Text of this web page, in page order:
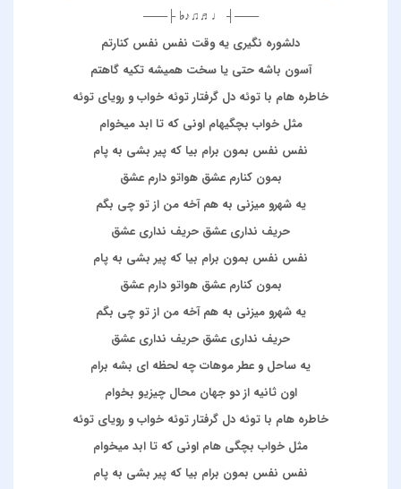
───┤ ♩♬♫♪♭ ├───
دلشوره نگیری یه وقت نفس نفس کنارتم
آسون باشه حتی یا سخت همیشه تکیه گاهتم
خاطره هام با توئه دل گرفتار توئه خواب و رویای توئه
مثل خواب بچگیهام اونی که تا ابد میخوام
نفس نفس بمون برام بیا که پیر بشی به پام
بمون کنارم عشق هواتو دارم عشق
یه شهرو میزنی به هم آخه من از تو چی بگم
حریف نداری عشق حریف نداری عشق
نفس نفس بمون برام بیا که پیر بشی به پام
بمون کنارم عشق هواتو دارم عشق
یه شهرو میزنی به هم آخه من از تو چی بگم
حریف نداری عشق حریف نداری عشق
یه ساحل و عطر موهات چه لحظه ای بشه برام
اون ثانیه از دو جهان محال چیزیو بخوام
خاطره هام با توئه دل گرفتار توئه خواب و رویای توئه
مثل خواب بچگی هام اونی که تا ابد میخوام
نفس نفس بمون برام بیا که پیر بشی به پام